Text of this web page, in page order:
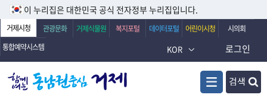
이 누리집은 대한민국 공식 전자정부 누리집입니다.
거제시청 관광문화 거제식물원 복지포털 데이터포털 어린이시청
시의회
통합예약시스템
KOR
검색
로그인